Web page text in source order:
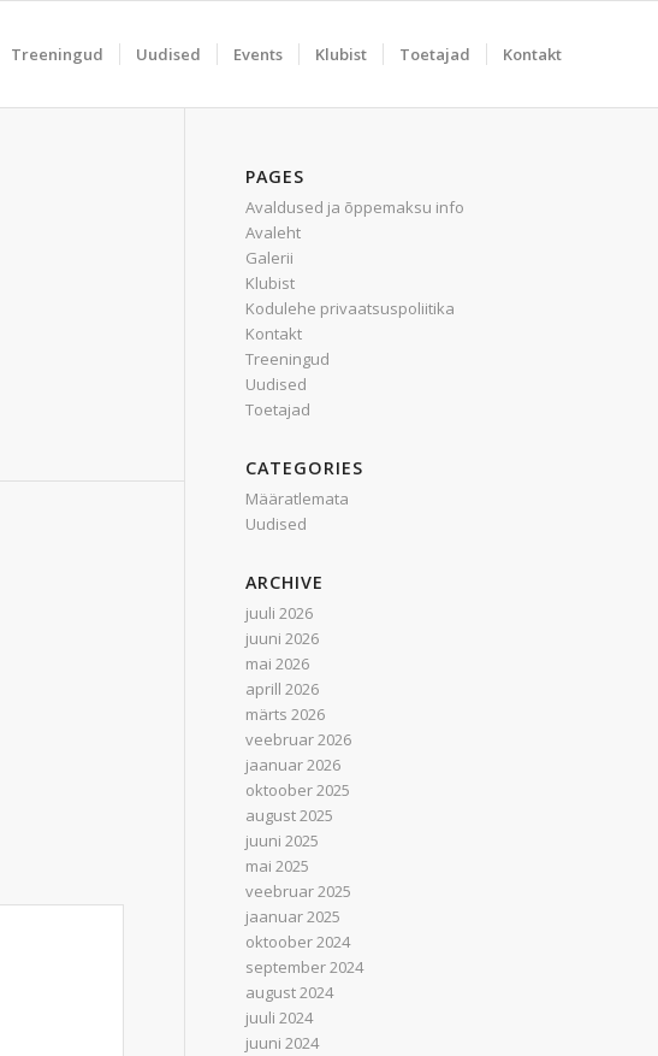
Treeningud Uudised Events Klubist Toetajad Kontakt
PAGES
Avaldused ja õppemaksu info
Avaleht
Galerii
Klubist
Kodulehe privaatsuspoliitika
Kontakt
Treeningud
Uudised
Toetajad
CATEGORIES
Määratlemata
Uudised
ARCHIVE
juuli 2026
juuni 2026
mai 2026
aprill 2026
märts 2026
veebruar 2026
jaanuar 2026
oktoober 2025
august 2025
juuni 2025
mai 2025
veebruar 2025
jaanuar 2025
oktoober 2024
september 2024
august 2024
juuli 2024
juuni 2024